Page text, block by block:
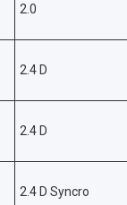
2.0
2.4 D
2.4 D
2.4 D Syncro